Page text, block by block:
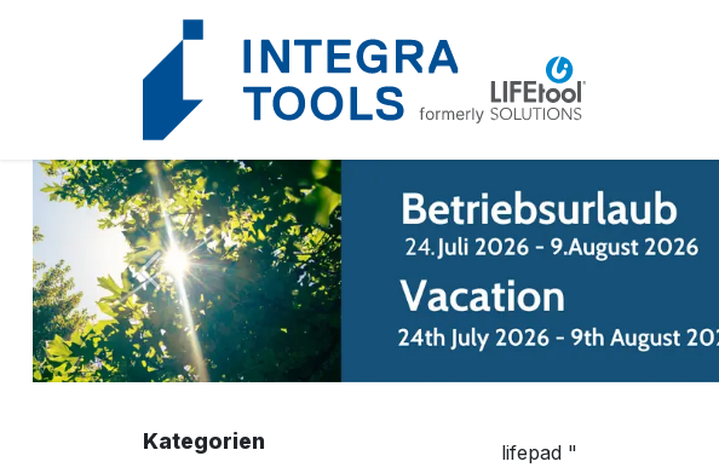
Vorherige
Kategorien
Cookie-Einstellungen